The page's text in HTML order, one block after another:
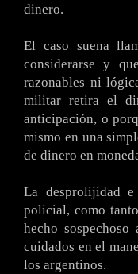
dinero.
El caso suena
considerarse y
razonables ni
militar retira el
anticipación, o
mismo en una
de dinero en
La desprolijidad
policial, como
hecho
cuidados en el
los argentinos.